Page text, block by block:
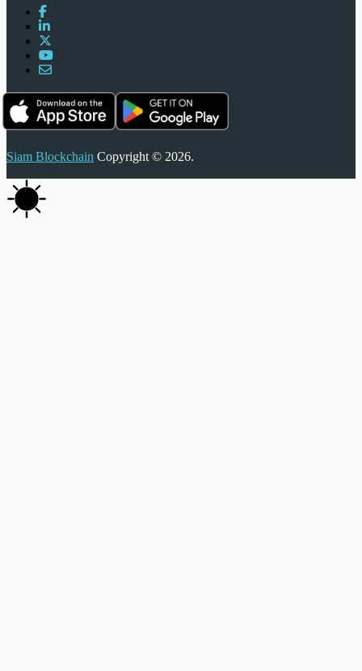
Siam Blockchain Copyright © 2026.